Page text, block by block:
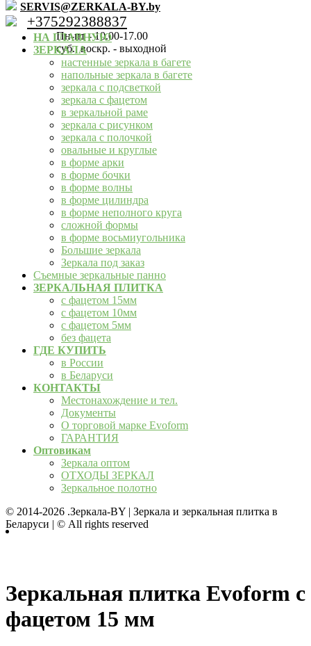
SERVIS@ZERKALA-BY.by
+375292388837
Пн-пт - 10.00-17.00
суб., воскр. - выходной
НА ГЛАВНУЮ
ЗЕРКАЛА
настенные зеркала в багете
напольные зеркала в багете
зеркала с подсветкой
зеркала с фацетом
в зеркальной раме
зеркала с рисунком
зеркала с полочкой
овальные и круглые
в форме арки
в форме бочки
в форме волны
в форме цилиндра
в форме неполного круга
сложной формы
в форме восьмиугольника
Большие зеркала
Зеркала под заказ
Съемные зеркальные панно
ЗЕРКАЛЬНАЯ ПЛИТКА
с фацетом 15мм
с фацетом 10мм
с фацетом 5мм
без фацета
ГДЕ КУПИТЬ
в России
в Беларуси
КОНТАКТЫ
Местонахождение и тел.
Документы
О торговой марке Evoform
ГАРАНТИЯ
Оптовикам
Зеркала оптом
ОТХОДЫ ЗЕРКАЛ
Зеркальное полотно
© 2014-2026 .Зеркала-BY | Зеркала и зеркальная плитка в
Беларуси | © All rights reserved
Зеркальная плитка Evoform с
фацетом 15 мм